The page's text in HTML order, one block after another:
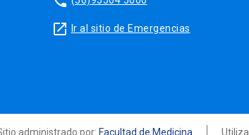
launch Ir al sitio de Emergencias
administrado por: Facultad de Medicina